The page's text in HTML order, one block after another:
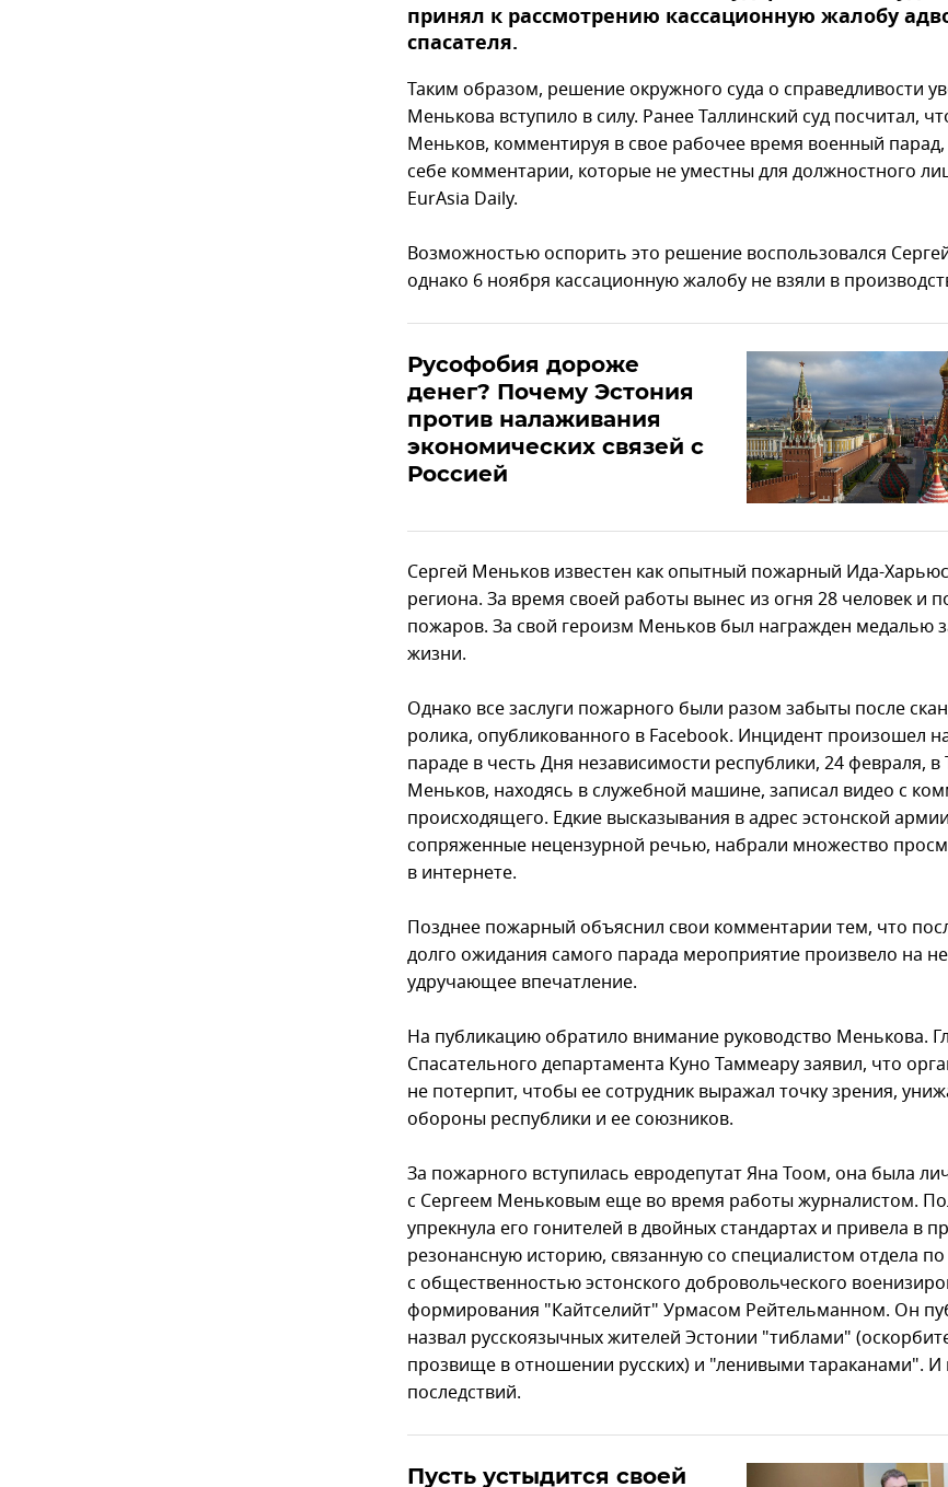
принял к рассмотрению кассационную жалобу
спасателя.
Таким образом, решение окружного суда о справедливости
Менькова вступило в силу. Ранее Таллинский суд посчитал,
Меньков, комментируя в свое рабочее время военный
себе комментарии, которые не уместны для должностного
EurAsia Daily.
Возможностью оспорить это решение воспользовался
однако 6 ноября кассационную жалобу не взяли в
Русофобия дороже
денег? Почему Эстония
против налаживания
экономических связей с
Россией
Сергей Меньков известен как опытный пожарный Ида-
региона. За время своей работы вынес из огня 28 человек и
пожаров. За свой героизм Меньков был награжден медалью
жизни.
Однако все заслуги пожарного были разом забыты после
ролика, опубликованного в Facebook. Инцидент произошел
параде в честь Дня независимости республики, 24 февраля, в
Меньков, находясь в служебной машине, записал видео с
происходящего. Едкие высказывания в адрес эстонской
сопряженные нецензурной речью, набрали множество
в интернете.
Позднее пожарный объяснил свои комментарии тем, что
долго ожидания самого парада мероприятие произвело на
удручающее впечатление.
На публикацию обратило внимание руководство Менькова.
Спасательного департамента Куно Таммеару заявил, что
не потерпит, чтобы ее сотрудник выражал точку зрения,
обороны республики и ее союзников.
За пожарного вступилась евродепутат Яна Тоом, она была
с Сергеем Меньковым еще во время работы журналистом.
упрекнула его гонителей в двойных стандартах и привела в
резонансную историю, связанную со специалистом отдела по
с общественностью эстонского добровольческого
формирования "Кайтселийт" Урмасом Рейтельманном. Он
назвал русскоязычных жителей Эстонии "тиблами"
прозвище в отношении русских) и "ленивыми тараканами". И
последствий.
Пусть устыдится своей